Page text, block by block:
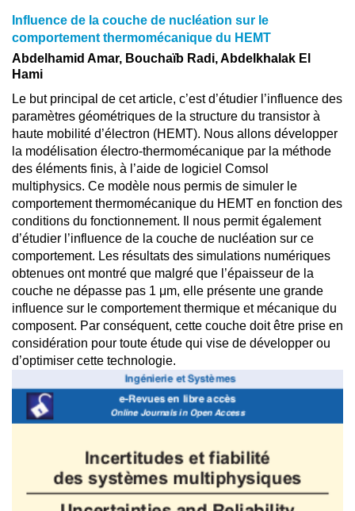
Influence de la couche de nucléation sur le
comportement thermomécanique du HEMT
Abdelhamid Amar, Bouchaïb Radi, Abdelkhalak El
Hami
Le but principal de cet article, c’est d’étudier l’influence des
paramètres géométriques de la structure du transistor à
haute mobilité d’électron (HEMT). Nous allons développer
la modélisation électro-thermomécanique par la méthode
des éléments finis, à l’aide de logiciel Comsol
multiphysics. Ce modèle nous permis de simuler le
comportement thermomécanique du HEMT en fonction des
conditions du fonctionnement. Il nous permit également
d’étudier l’influence de la couche de nucléation sur ce
comportement. Les résultats des simulations numériques
obtenues ont montré que malgré que l’épaisseur de la
couche ne dépasse pas 1 μm, elle présente une grande
influence sur le comportement thermique et mécanique du
composent. Par conséquent, cette couche doit être prise en
considération pour toute étude qui vise de développer ou
d’optimiser cette technologie.